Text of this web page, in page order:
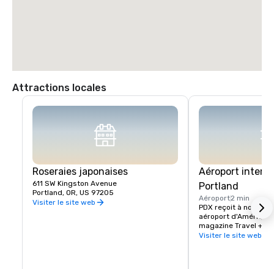
Attractions locales
Roseraies japonaises
611 SW Kingston Avenue
Portland, OR, US 97205
Visiter le site web
Aéroport
Portland
Aéroport2 min
PDX reçoit à
aéroport d'Amérique
magazine Travel +
Visiter le site web